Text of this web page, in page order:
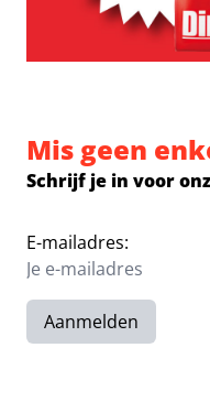
Mis geen
Schrijf je in voor
E-mailadres:
Aanmelden